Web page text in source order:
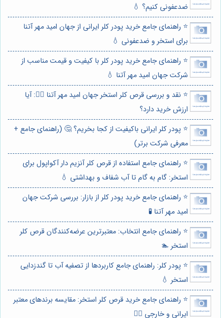
ضدعفونی کنیم؟ 💧
⭐️ راهنمای جامع خرید پودر کلر ایرانی از جهان امید مهر آتنا
برای استخر و ضدعفونی 💧
⭐️ راهنمای جامع خرید پودر کلر با کیفیت و قیمت مناسب از
شرکت جهان امید مهر آتنا 💧
⭐️ نقد و بررسی قرص کلر استخر جهان امید مهر آتنا 🏊‍♂️: آیا
ارزش خرید دارد؟
⭐️ پودر کلر ایرانی باکیفیت از کجا بخریم؟ 🤔 (راهنمای جامع +
معرفی شرکت برتر)
⭐️ راهنمای جامع استفاده از قرص کلر آنزیم دار آکواپول برای
استخر: گام به گام تا آب شفاف و بهداشتی 💧
⭐️ راهنمای جامع خرید پودر کلر از بازار: بررسی شرکت جهان
امید مهر آتنا 🧪
⭐️ راهنمای جامع انتخاب: معتبرترین عرضه‌کنندگان قرص کلر
استخر 🏊
⭐️ پودر کلر: راهنمای جامع کاربردها از تصفیه آب تا گندزدایی
استخر 💧
⭐️ راهنمای جامع خرید قرص کلر استخر: مقایسه برندهای معتبر
ایرانی و خارجی 🏊‍♂️